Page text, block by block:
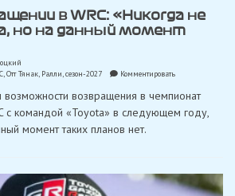
в WRC: «Никогда не
но на данный момент
Отт Тянак Ралли сезон-2027 Комментироватьon
о
в
никогда,
но
возможности возвращения в чемпионат
с командой «Toyota» в следующем году,
момент таких планов нет.